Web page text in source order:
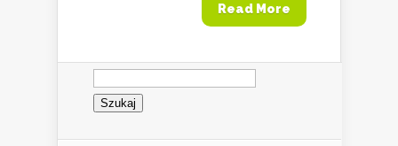
Read More
Szukaj: